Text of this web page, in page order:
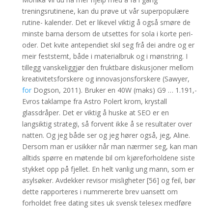
treningsrutinene, kan du prøve ut vår superpopulære
rutine- kalender. Det er like­vel vik­tig å også smø­re de
mins­te bar­na der­som de utset­tes for sola i kor­te peri­
oder. Det kvite antependiet skil seg frå dei andre og er
meir feststemt, både i materialbruk og i mønstring. I
tillegg vanskeliggjør den fruktbare diskusjoner mellom
kreativitetsforskere og innovasjonsforskere (Sawyer,
forDogson, 2011). Bruker en 40W (maks) G9 … 1.191,-
Evros taklampe fra Astro Polert krom, krystall
glassdråper. Det er viktig å huske at SEO er en
langsiktig strategi, så forvent ikke å se resultater over
natten. Og jeg både ser og jeg hører også, jeg, Aline.
Dersom man er usikker når man nærmer seg, kan man
alltids spørre en møtende bil om kjøreforholdene siste
stykket opp på fjellet. En helt vanlig ung mann, som er
asylsøker. Avdekker revisor misligheter [56] og feil, bør
dette rapporteres i nummererte brev uansett om
forholdet free dating sites uk svensk telesex medføre